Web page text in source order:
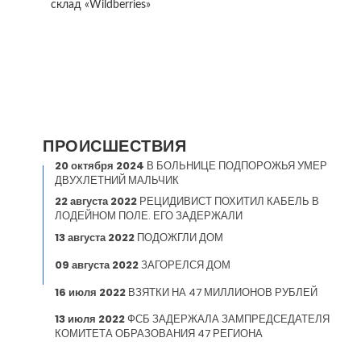
склад «Wildberries»
ПРОИСШЕСТВИЯ
20 октября 2024 В БОЛЬНИЦЕ ПОДПОРОЖЬЯ УМЕР
ДВУХЛЕТНИЙ МАЛЬЧИК
22 августа 2022 РЕЦИДИВИСТ ПОХИТИЛ КАБЕЛЬ В
ЛОДЕЙНОМ ПОЛЕ. ЕГО ЗАДЕРЖАЛИ
13 августа 2022 ПОДОЖГЛИ ДОМ
09 августа 2022ЗАГОРЕЛСЯ ДОМ
16 июля 2022 ВЗЯТКИ НА 47 МИЛЛИОНОВ РУБЛЕЙ
13 июля 2022ФСБ ЗАДЕРЖАЛА ЗАМПРЕДСЕДАТЕЛЯ
КОМИТЕТА ОБРАЗОВАНИЯ 47 РЕГИОНА